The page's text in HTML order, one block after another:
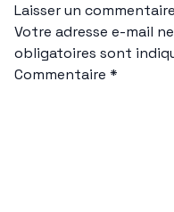
Laisser un commentaire
Votre adresse e-mail
obligatoires sont
Commentaire *